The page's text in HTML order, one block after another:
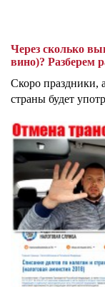
Через сколько
вино)? Разберем
Скоро праздники,
страны будет